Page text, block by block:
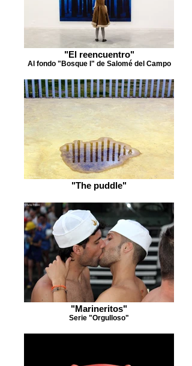
"El reencuentro"
Al fondo "Bosque I" de Salomé del Campo
"The puddle"
"Marineritos"
Serie "Orgulloso"